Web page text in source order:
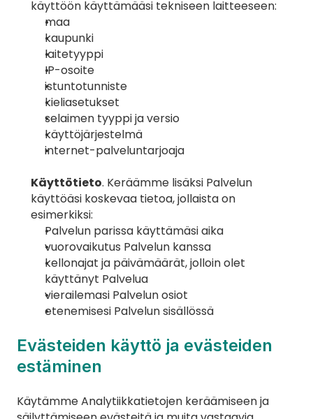
käyttöön käyttämääsi tekniseen laitteeseen:
maa
kaupunki
laitetyyppi
IP-osoite
istuntotunniste
kieliasetukset
selaimen tyyppi ja versio
käyttöjärjestelmä
internet-palveluntarjoaja
Käyttötieto. Keräämme lisäksi Palvelun
käyttöäsi koskevaa tietoa, jollaista on
esimerkiksi:
Palvelun parissa käyttämäsi aika
vuorovaikutus Palvelun kanssa
kellonajat ja päivämäärät, jolloin olet
käyttänyt Palvelua
vierailemasi Palvelun osiot
etenemisesi Palvelun sisällössä
Evästeiden käyttö ja evästeiden
estäminen
Käytämme Analytiikkatietojen keräämiseen ja